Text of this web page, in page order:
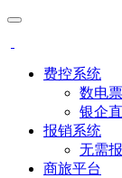
费控系统
数电票
银企
报销系统
无需
商旅平台